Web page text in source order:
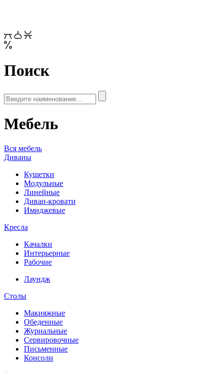
Поиск
Мебель
Вся мебель
Диваны
Кушетки
Модульные
Линейные
Диван-кровати
Имиджевые
Кресла
Качалки
Интерьерные
Рабочие
Лаундж
Столы
Макияжные
Обеденные
Журнальные
Сервировочные
Письменные
Консоли